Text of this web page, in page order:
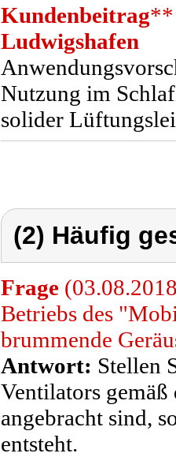
Kundenbeitrag**
Ludwigshafen
Nutzung im
solider
(2) Häufig
Frage
Betriebs des
brummende
Antwort: Stellen
Ventilators
angebracht sind,
entsteht.